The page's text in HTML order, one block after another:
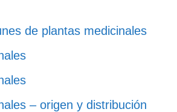
de plantas medicinales
– origen y distribución